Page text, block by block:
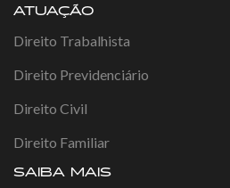
ATUAÇÃO
Direito Trabalhista
Direito Previdenciário
Direito Civil
Direito Familiar
SAIBA MAIS